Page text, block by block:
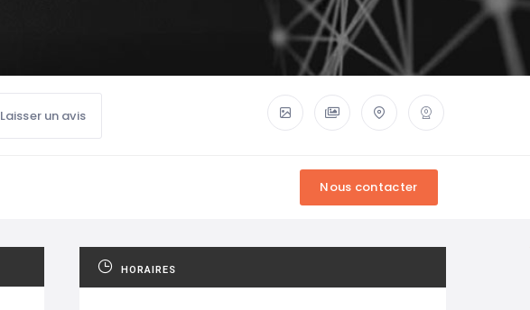
Laisser un avis
HORAIRES